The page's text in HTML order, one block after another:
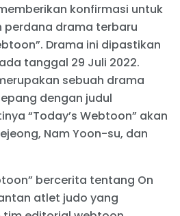
konfirmasi untuk
drama terbaru
Drama ini dipastikan
tanggal 29 Juli 2022.
sebuah drama
dengan judul
“Today’s Webtoon” akan
Nam Yoon-su, dan
bercerita tentang On
atlet judo yang